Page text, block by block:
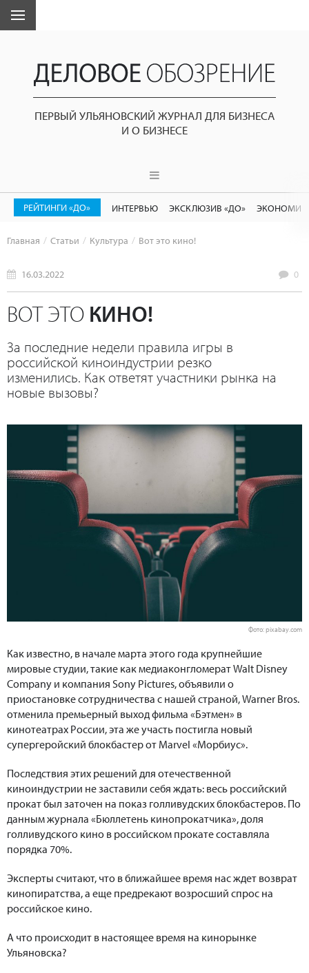
ПЕРВЫЙ УЛЬЯНОВСКИЙ ЖУРНАЛ ДЛЯ БИЗНЕСА
И О БИЗНЕСЕ
РЕЙТИНГИ «ДО» ИНТЕРВЬЮ ЭКСКЛЮЗИВ «ДО»
Главная Статьи Культура Вот это кино!
16.03.2022 0
ВОТ ЭТО КИНО!
За последние недели правила игры в
российской киноиндустрии резко
изменились. Как ответят участники рынка на
новые вызовы?
Фото: pixabay.com
Как известно, в начале марта этого года крупнейшие
мировые студии, такие как медиаконгломерат Walt Disney
Company и компания Sony Pictures, объявили о
приостановке сотрудничества с нашей страной, Warner Bros.
отменила премьерный выход фильма «Бэтмен» в
кинотеатрах России, эта же участь постигла новый
супергеройский блокбастер от Marvel «Морбиус».
Последствия этих решений для отечественной
киноиндустрии не заставили себя ждать: весь российский
прокат был заточен на показ голливудских блокбастеров. По
данным журнала «Бюллетень кинопрокатчика», доля
голливудского кино в российском прокате составляла
порядка 70%.
Эксперты считают, что в ближайшее время нас ждет возврат
кинопиратства, а еще предрекают возросший спрос на
российское кино.
А что происходит в настоящее время на кинорынке
Ульяновска?